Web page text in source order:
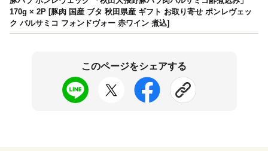
170g × 2P [豚肉 国産 ブタ 秋田県産 ギフト お取り寄せ ポンレヴェッ
ク バルサミコ フォンドヴォー 赤ワイン 煮込]
このページをシェアする